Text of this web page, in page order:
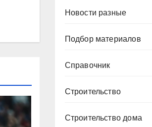
Новости разные
Подбор материалов
Справочник
Строительство
Строительство дома